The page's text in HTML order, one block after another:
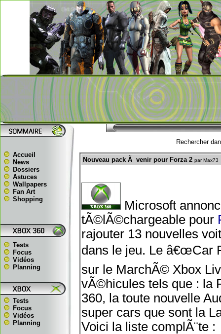
Accueil
News
Dossiers
Astuces
Wallpapers
Fan Art
Shopping
Tests
Focus
Vidéos
Planning
Tests
Focus
Vidéos
Planning
Rechercher
Nouveau pack Ã venir pour Forza 2 par Max73
Microsoft
tÃ©lÃ©chargeable pour
rajouter 13 nouvelles
dans le jeu. Le â€œCar
sur le MarchÃ© Xbox
vÃ©hicules tels que : la
360, la toute nouvelle
super cars que sont la
Voici la liste complÃ¨te :